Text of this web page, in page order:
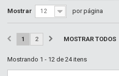
Mostrar 12 por página
MOSTRAR TODOS
1 2
Mostrando 1 - 12 de 24 itens